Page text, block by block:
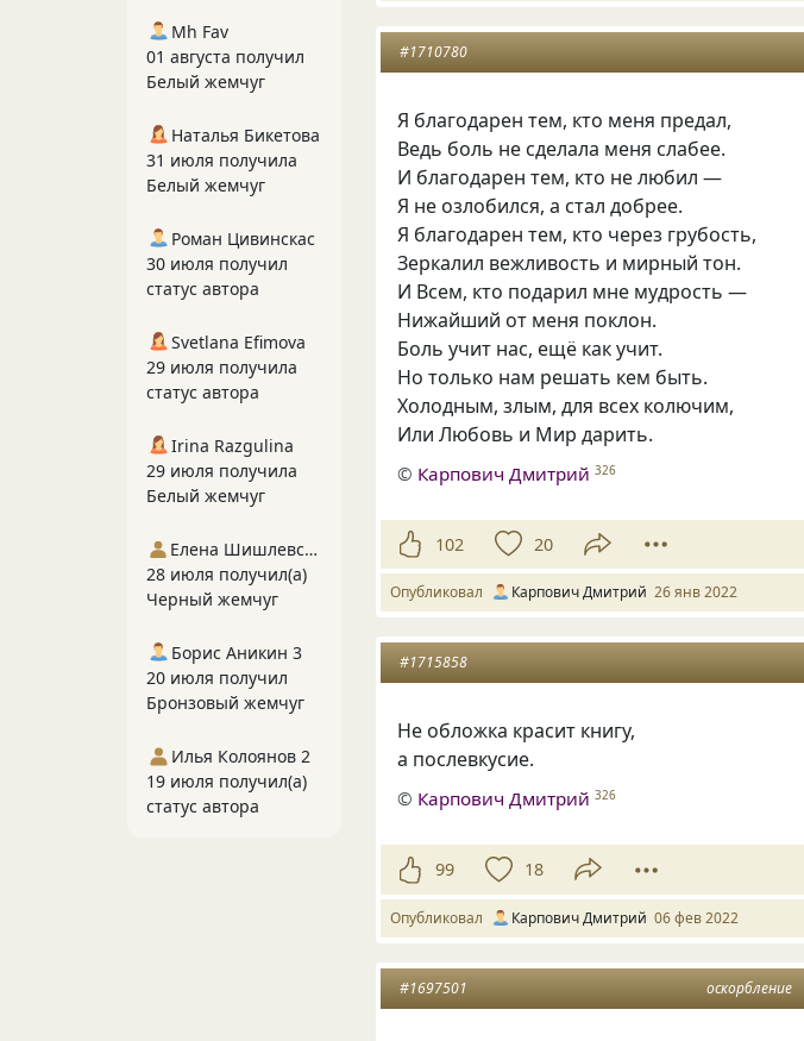
#1710780
Я благодарен тем, кто меня предал,
Ведь боль не сделала меня слабее.
И благодарен тем, кто не любил —
Я не озлобился, а стал добрее.
Я благодарен тем, кто через грубость,
Зеркалил вежливость и мирный тон.
И Всем, кто подарил мне мудрость —
Нижайший от меня поклон.
Боль учит нас, ещё как учит.
Но только нам решать кем быть.
Холодным, злым, для всех колючим,
Или Любовь и Мир дарить.
© Карпович Дмитрий 326
102 20
Опубликовал Карпович Дмитрий 26 янв 2022
#1715858
Не обложка красит книгу,
а послевкусие.
© Карпович Дмитрий 326
99 18
Опубликовал Карпович Дмитрий 06 фев 2022
оскорбление
#1697501
Mh Fav
01 августа получил
Белый жемчуг
Наталья Бикетова
31 июля получила
Белый жемчуг
Роман Цивинскас
30 июля получил
статус автора
Svetlana Efimova
29 июля получила
статус автора
Irina Razgulina
29 июля получила
Белый жемчуг
Елена Шишлевская
28 июля получил(а)
Черный жемчуг
Борис Аникин 3
20 июля получил
Бронзовый жемчуг
Илья Колоянов 2
19 июля получил(а)
статус автора